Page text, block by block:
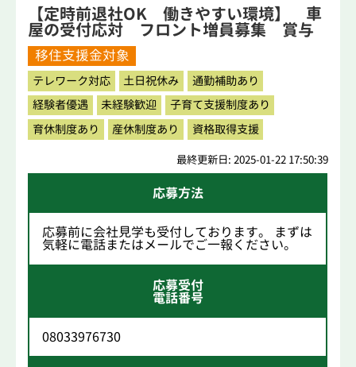
【定時前退社OK 働きやすい環境】 車
屋の受付応対 フロント増員募集 賞与
年3回社員25名創業60年
移住支援金対象
テレワーク対応 土日祝休み
通勤補助あり
経験者優遇
未経験歓迎
子育て支援制度あり
育休制度あり
産休制度あり 資格取得支援
最終更新日: 2025-01-22 17:50:39
応募方法
応募前に会社見学も受付しております。 まずは
気軽に電話またはメールでご一報ください。
応募受付
電話番号
08033976730